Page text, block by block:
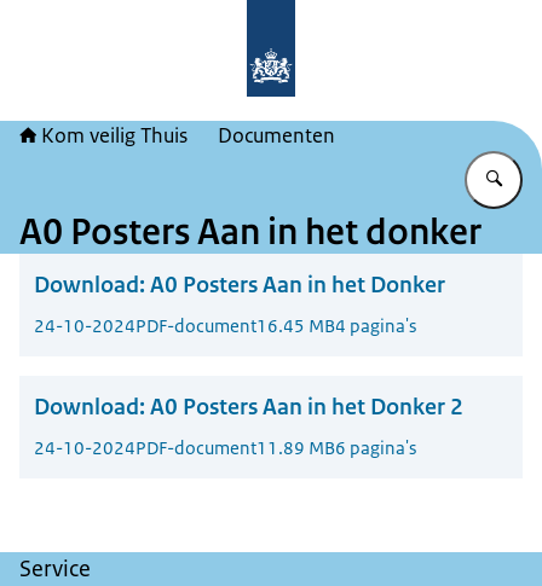
Kom veilig Thuis Documenten
A0 Posters Aan in het donker
Download: A0 Posters Aan in het Donker
24-10-2024PDF-document16.45 MB4 pagina's
Download: A0 Posters Aan in het Donker 2
24-10-2024PDF-document11.89 MB6 pagina's
Service